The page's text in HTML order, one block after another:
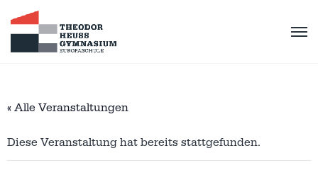
« Alle Veranstaltungen
Diese Veranstaltung hat bereits stattgefunden.